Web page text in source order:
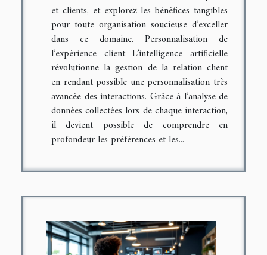
et clients, et explorez les bénéfices tangibles
pour toute organisation soucieuse d’exceller
dans ce domaine. Personnalisation de
l’expérience client L’intelligence artificielle
révolutionne la gestion de la relation client
en rendant possible une personnalisation très
avancée des interactions. Grâce à l’analyse de
données collectées lors de chaque interaction,
il devient possible de comprendre en
profondeur les préférences et les...